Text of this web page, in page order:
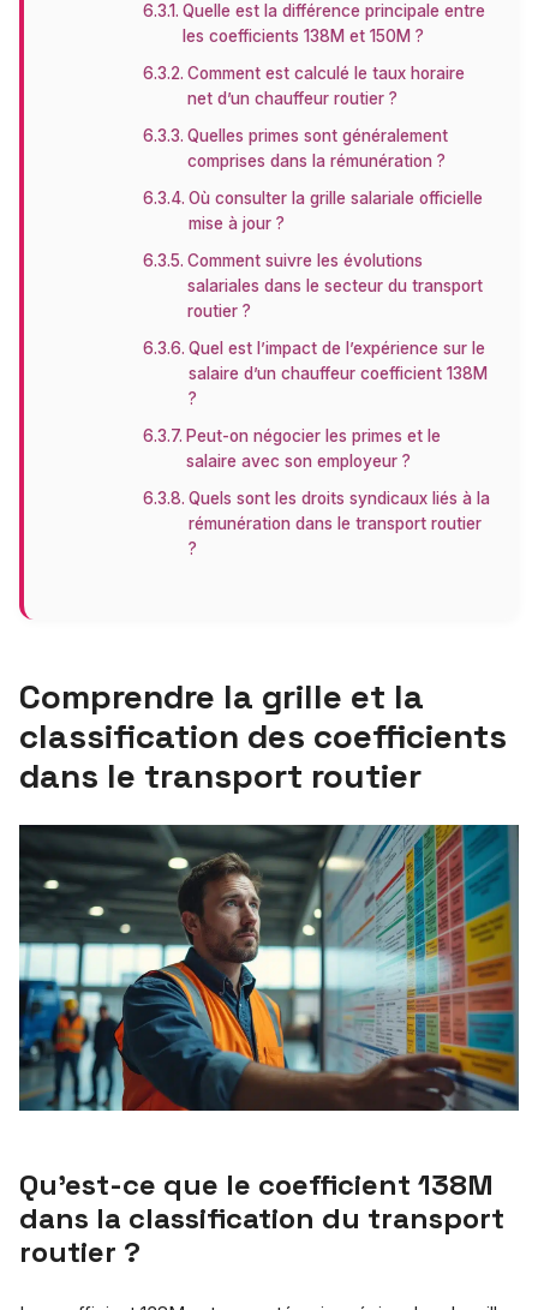
Quelle est la différence principale entre
les coefficients 138M et 150M ?
Comment est calculé le taux horaire
net d’un chauffeur routier ?
Quelles primes sont généralement
comprises dans la rémunération ?
Où consulter la grille salariale officielle
mise à jour ?
Comment suivre les évolutions
salariales dans le secteur du transport
routier ?
Quel est l’impact de l’expérience sur le
salaire d’un chauffeur coefficient 138M
?
Peut-on négocier les primes et le
salaire avec son employeur ?
Quels sont les droits syndicaux liés à la
rémunération dans le transport routier
?
Comprendre la grille et la
classification des coefficients
dans le transport routier
Qu’est-ce que le coefficient 138M
dans la classification du transport
routier ?